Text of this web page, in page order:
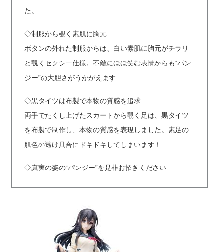
た。
◇制服から覗く素肌に胸元
ボタンの外れた制服からは、白い素肌に胸元がチラリ
と覗くセクシー仕様。不敵にほほ笑む表情からも“パン
ジー”の大胆さがうかがえます
◇黒タイツは布製で本物の質感を追求
両手でたくし上げたスカートから覗く足は、黒タイツ
を布製で制作し、本物の質感を表現しました。素足の
肌色の透け具合にドキドキしてしまいます！
◇真実の姿の“パンジー”を是非お招きください